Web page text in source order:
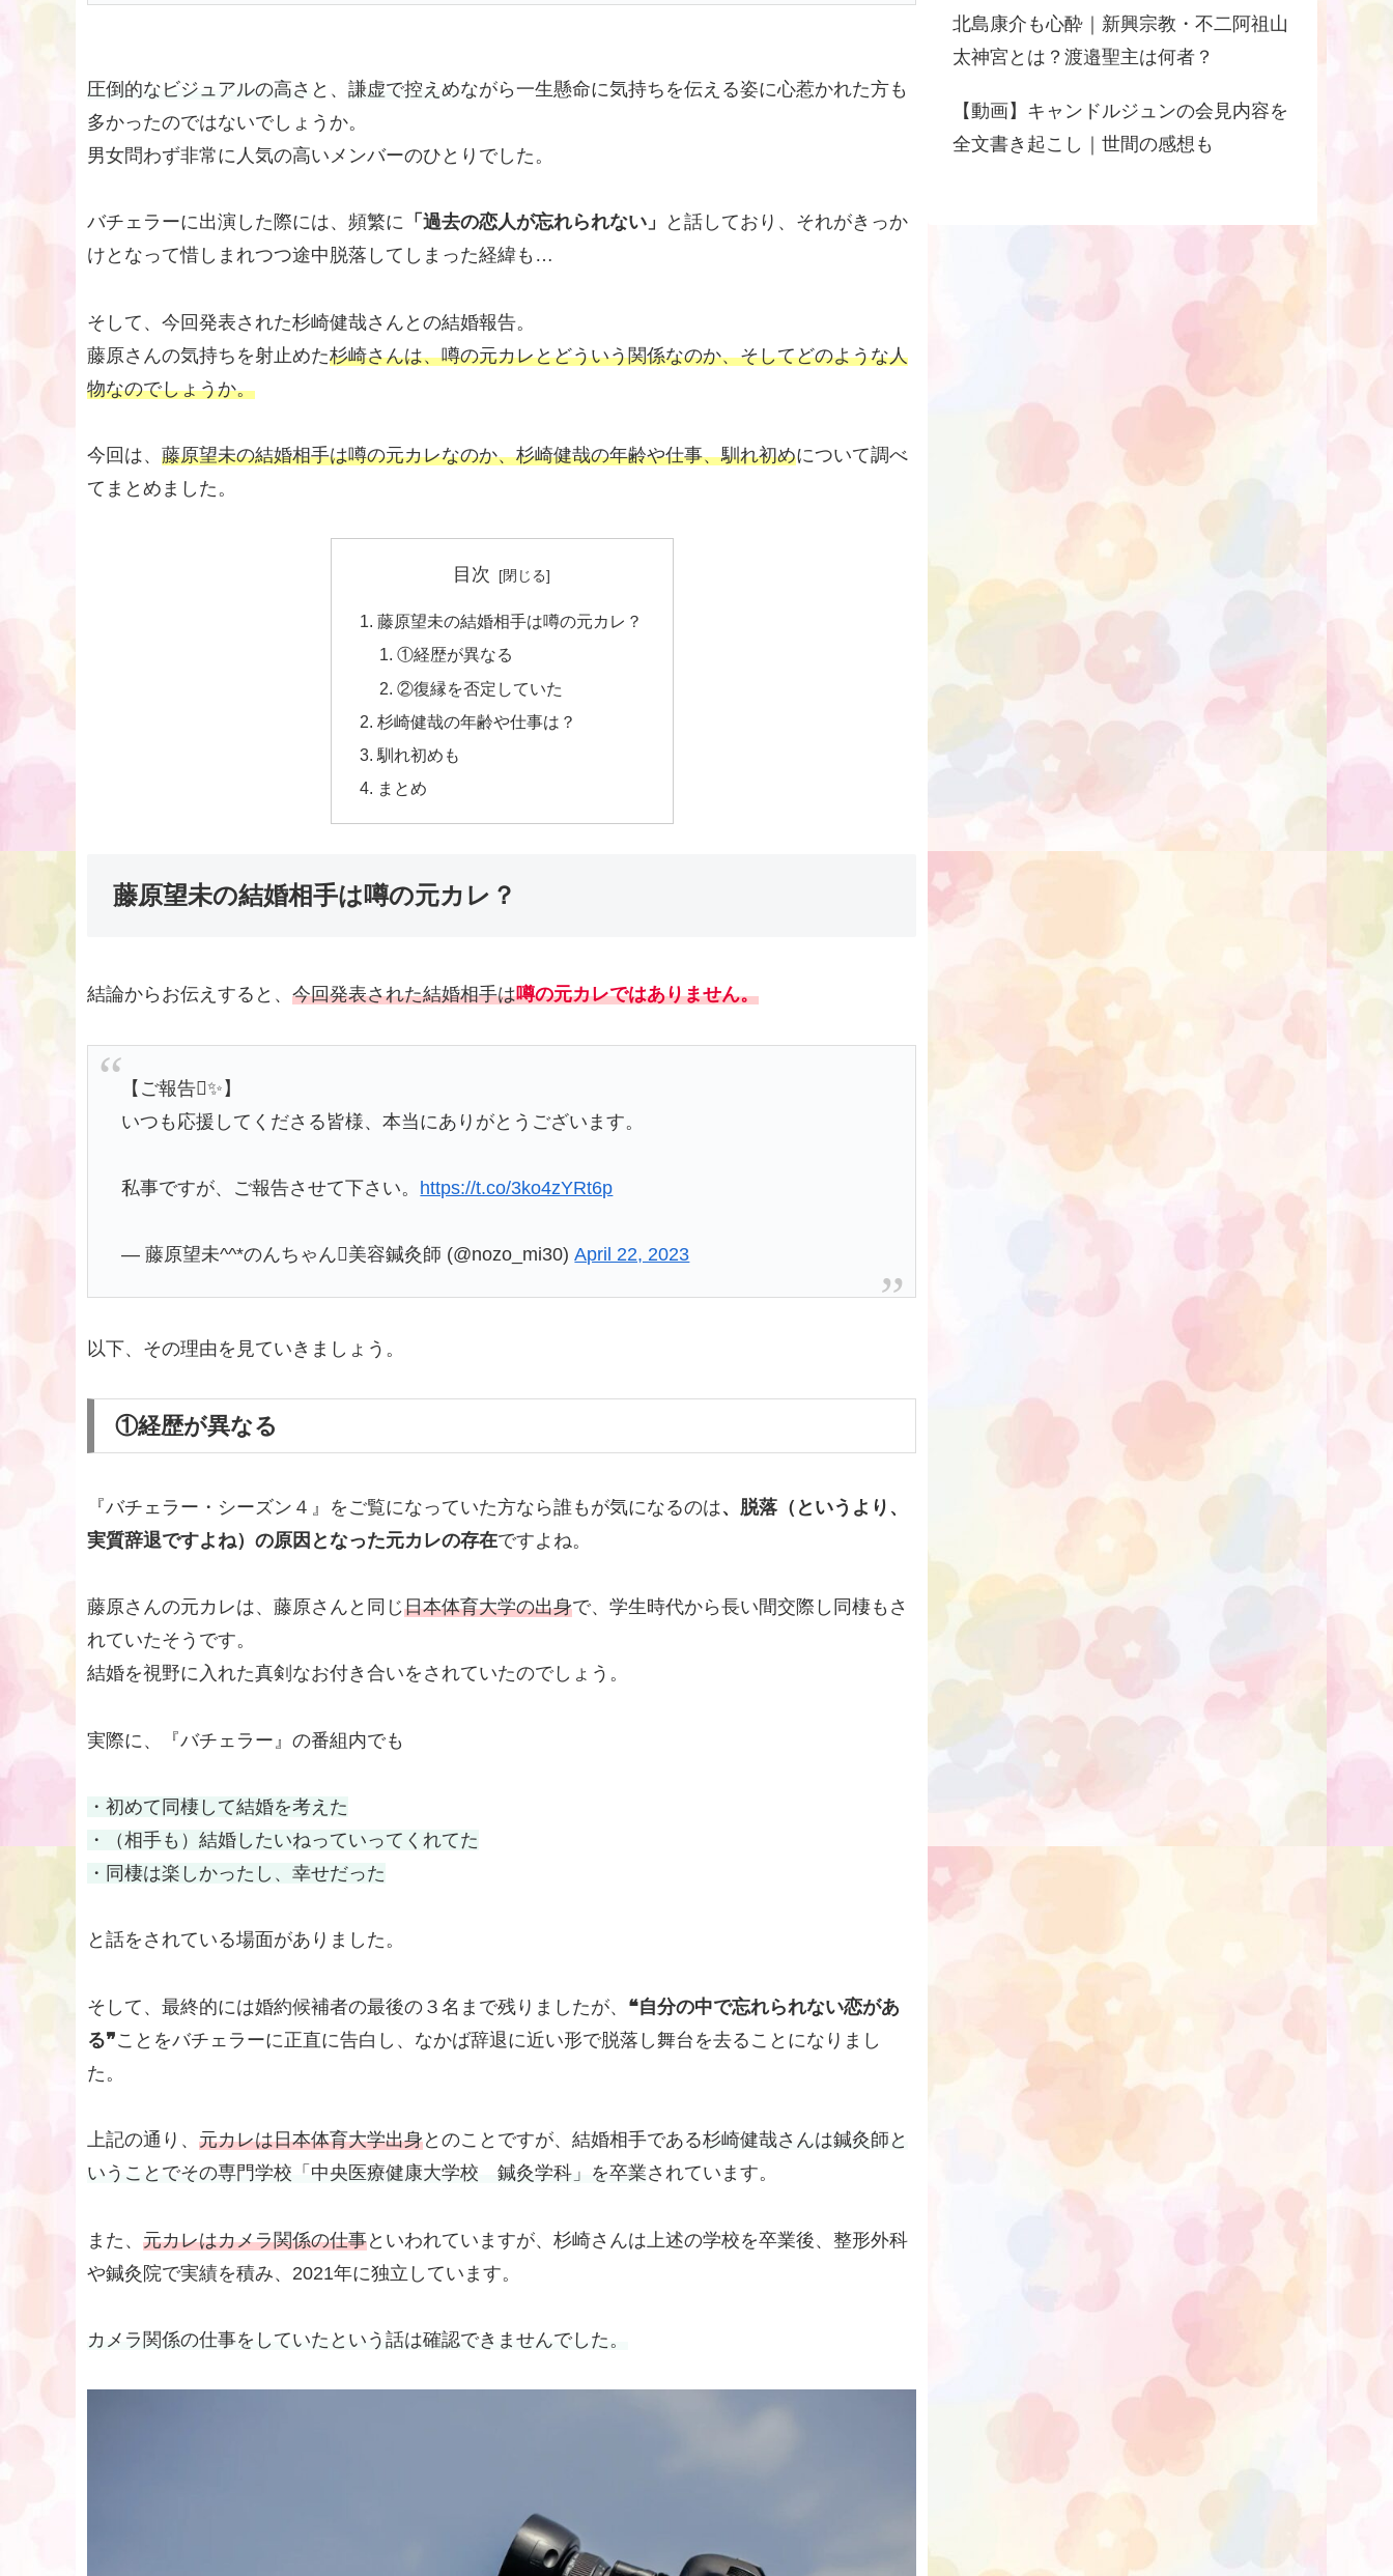
圧倒的なビジュアルの高さ と、 謙虚で控えめながら一生懸命に気持ちを伝える姿に心惹かれた方も
多かったのではないでしょうか。
男女問わず非常に人気の高いメンバーのひとりでした。
バチェラーに出演した際には、頻繁に 「過去の恋人が忘れられない」
と話しており、それがきっか
けとなって惜しまれつつ途中脱落してしまった経緯も…
そして、今回発表された杉崎健哉さんとの結婚報告。
藤原さんの気持ちを射止めた杉崎さんは、噂の元カレとどういう関係なのか、そしてどのような人
物なのでしょうか。
今回は、 藤原望未の結婚相手は噂の元カレなのか、杉崎健哉の年齢や仕事、馴れ初めについて調べ
てまとめました。
目次
藤原望未の結婚相手は噂の元カレ？
①経歴が異なる
②復縁を否定していた
杉崎健哉の年齢や仕事は？
馴れ初めも
まとめ
藤原望未の結婚相手は噂の元カレ？
結論からお伝えすると、 今回発表された結婚相手は噂の元カレではありません。
【ご報告✨】
いつも応援してくださる皆様、本当にありがとうございます。
私事ですが、ご報告させて下さい。 https://t.co/3ko4zYRt6p
— 藤原望未^^*のんちゃん美容鍼灸師 (@nozo_mi30)April 22, 2023
以下、その理由を見ていきましょう。
①経歴が異なる
『バチェラー・シーズン４』をご覧になっていた方なら誰もが気になるのは、脱落（というより、
実質辞退ですよね）の原因となった元カレの存在ですよね。
藤原さんの元カレは、藤原さんと同じ日本体育大学の出身で、学生時代から長い間交際し同棲もさ
れていたそうです。
結婚を視野に入れた真剣なお付き合いをされていたのでしょう。
実際に、『バチェラー』の番組内でも
・初めて同棲して結婚を考えた
・（相手も）結婚したいねっていってくれてた
・同棲は楽しかったし、幸せだった
と話をされている場面がありました。
そして、最終的には婚約候補者の最後の３名まで残りましたが、 ❝自分の中で忘れられない恋があ
る❞ことをバチェラーに正直に告白し、なかば辞退に近い形で脱落し舞台を去ることになりまし
た。
上記の通り、 元カレは日本体育大学出身とのことですが、結婚相手である杉崎健哉さんは鍼灸師と
いうことでその専門学校「中央医療健康大学校 鍼灸学科」を卒業されています。
また、 元カレはカメラ関係の仕事といわれていますが、杉崎さんは上述の学校を卒業後、整形外科
や鍼灸院で実績を積み、2021年に独立しています。
カメラ関係の仕事をしていたという話は確認できませんでした。
北島康介も心酔｜新興宗教・不二阿祖山
太神宮とは？渡邉聖主は何者？
【動画】キャンドルジュンの会見内容を
全文書き起こし｜世間の感想も